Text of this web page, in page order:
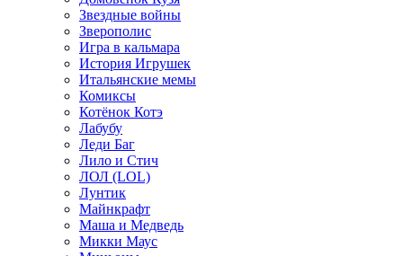
Звездные войны
Зверополис
Игра в кальмара
История Игрушек
Итальянские мемы
Комиксы
Котёнок Котэ
Лабубу
Леди Баг
Лило и Стич
ЛОЛ (LOL)
Лунтик
Майнкрафт
Маша и Медведь
Микки Маус